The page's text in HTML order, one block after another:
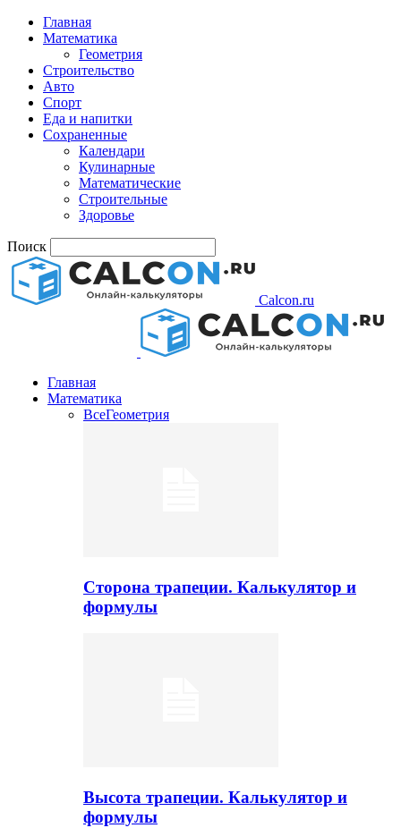
Главная
Математика
Геометрия
Строительство
Авто
Спорт
Еда и напитки
Сохраненные
Календари
Кулинарные
Математические
Строительные
Здоровье
Поиск
Calcon.ru
Главная
Математика
ВсеГеометрия
Сторона трапеции. Калькулятор и
формулы
Высота трапеции. Калькулятор и
формулы